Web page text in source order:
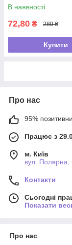
В наявності
72,80 ₴ 280 ₴
Купити
Про нас
95%
Працює з
м. Київ
вул. Полярна,
Контакти
Сьогодні
Показати
Про нас